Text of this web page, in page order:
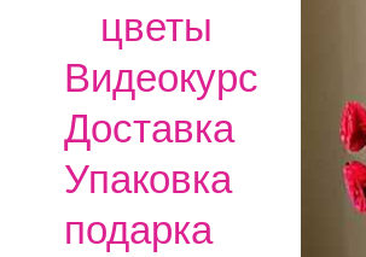
цветы
Видеокурс
Доставка
Упаковка
подарка